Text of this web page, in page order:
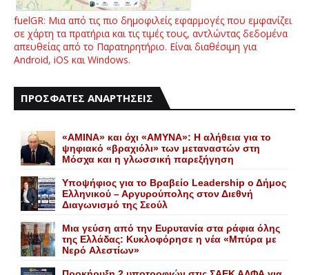
fuelGR: Μια από τις πιο δημοφιλείς εφαρμογές που εμφανίζει
σε χάρτη τα πρατήρια και τις τιμές τους, αντλώντας δεδομένα
απευθείας από το Παρατηρητήριο. Είναι διαθέσιμη για
Android, iOS και Windows.
ΠΡΟΣΦΑΤΕΣ ΑΝΑΡΤΗΣΕΙΣ
«AMINA» και όχι «ΑΜΥΝΑ»: Η αλήθεια για το
ψηφιακό «βραχιόλι» των μεταναστών στη
Μόσχα και η γλωσσική παρεξήγηση
Yποψήφιος για το Bραβείο Leadership ο Δήμος
Ελληνικού – Αργυρούπολης στον Διεθνή
Διαγωνισμό της Σεούλ
Mια γεύση από την Eυρυτανία στα ράφια όλης
της Ελλάδας: Κυκλοφόρησε η νέα «Μπύρα με
Nερό Aλεστίων»